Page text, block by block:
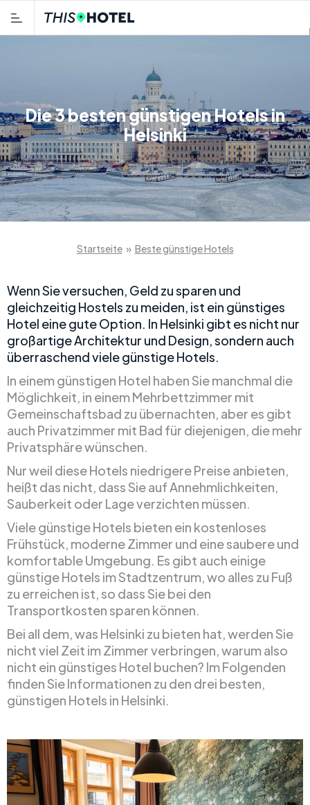
Die 3 besten günstigen Hotels in
Helsinki
Startseite » Beste günstige Hotels
Wenn Sie versuchen, Geld zu sparen und
gleichzeitig Hostels zu meiden, ist ein günstiges
Hotel eine gute Option. In Helsinki gibt es nicht nur
großartige Architektur und Design, sondern auch
überraschend viele günstige Hotels.
In einem günstigen Hotel haben Sie manchmal die
Möglichkeit, in einem Mehrbettzimmer mit
Gemeinschaftsbad zu übernachten, aber es gibt
auch Privatzimmer mit Bad für diejenigen, die mehr
Privatsphäre wünschen.
Nur weil diese Hotels niedrigere Preise anbieten,
heißt das nicht, dass Sie auf Annehmlichkeiten,
Sauberkeit oder Lage verzichten müssen.
Viele günstige Hotels bieten ein kostenloses
Frühstück, moderne Zimmer und eine saubere und
komfortable Umgebung. Es gibt auch einige
günstige Hotels im Stadtzentrum, wo alles zu Fuß
zu erreichen ist, so dass Sie bei den
Transportkosten sparen können.
Bei all dem, was Helsinki zu bieten hat, werden Sie
nicht viel Zeit im Zimmer verbringen, warum also
nicht ein günstiges Hotel buchen? Im Folgenden
finden Sie Informationen zu den drei besten,
günstigen Hotels in Helsinki.